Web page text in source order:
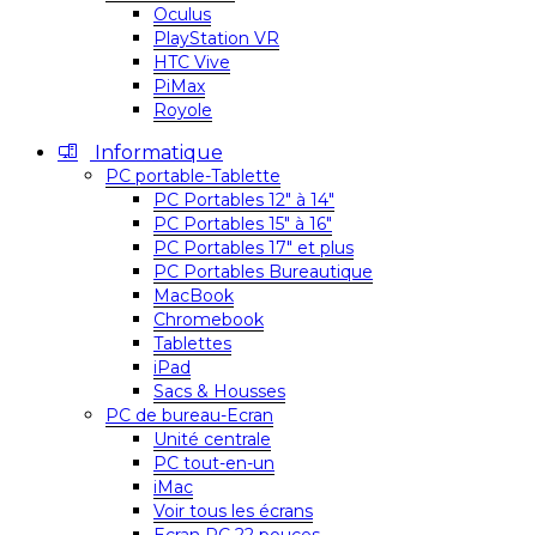
Oculus
PlayStation VR
HTC Vive
PiMax
Royole
Informatique
PC portable-Tablette
PC Portables 12″ à 14″
PC Portables 15″ à 16″
PC Portables 17″ et plus
PC Portables Bureautique
MacBook
Chromebook
Tablettes
iPad
Sacs & Housses
PC de bureau-Ecran
Unité centrale
PC tout-en-un
iMac
Voir tous les écrans